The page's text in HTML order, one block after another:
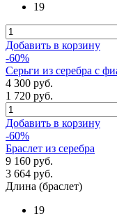
19
Добавить в корзину
-60%
Серьги из серебра с
4 300 руб.
1 720 руб.
Добавить в корзину
-60%
Браслет из серебра
9 160 руб.
3 664 руб.
Длина (браслет)
19